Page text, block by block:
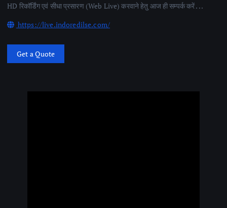
HD रिकॉर्डिंग एवं सीधा प्रसारण (Web Live) करवाने हेतु आज ही सम्पर्क करें . . .
https://live.indoredilse.com/
Get a Quote